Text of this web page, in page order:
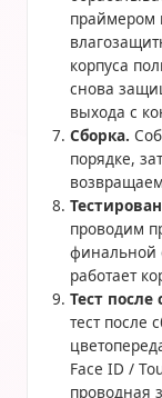
праймером
корпуса
снова
выхода с
Сборка.
порядке,
проводим
финальной
работает
Тест после
тест после
Face ID /
проводная